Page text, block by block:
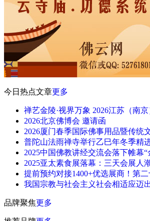
今日热点文章更多
禅艺金陵·视界万象 2026江苏（南
2026北京佛博会 邀请函
2026厦门春季国际佛事用品暨传统
普陀山法雨禅寺举行乙巳年冬季精
2025中国佛教讲经交流会落下帷幕“
2025亚太素食展落幕：三天会展人
提前预约对接1400+优选展商！第
我国宗教与社会主义社会相适应迈
品牌聚焦更多